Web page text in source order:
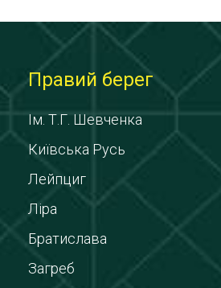
Правий берег
Ім. Т.Г. Шевченка
Київська Русь
Лейпциг
Ліра
Братислава
Загреб